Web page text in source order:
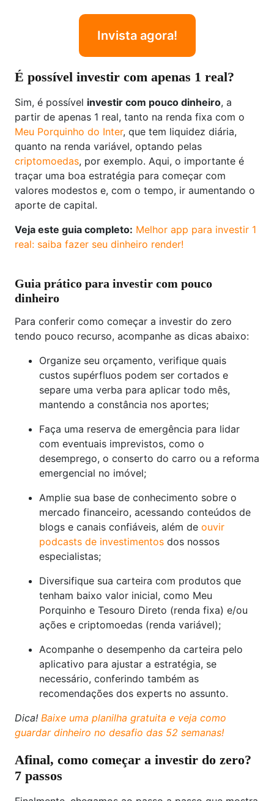
Invista agora!
É possível investir com apenas 1 real?
Sim, é possível investir com pouco dinheiro, a
partir de apenas 1 real, tanto na renda fixa com o
Meu Porquinho do Inter, que tem liquidez diária,
quanto na renda variável, optando pelas
criptomoedas, por exemplo. Aqui, o importante é
traçar uma boa estratégia para começar com
valores modestos e, com o tempo, ir aumentando o
aporte de capital.
Veja este guia completo: Melhor app para investir 1
real: saiba fazer seu dinheiro render!
Guia prático para investir com pouco
dinheiro
Para conferir como começar a investir do zero
tendo pouco recurso, acompanhe as dicas abaixo:
Organize seu orçamento, verifique quais
custos supérfluos podem ser cortados e
separe uma verba para aplicar todo mês,
mantendo a constância nos aportes;
Faça uma reserva de emergência para lidar
com eventuais imprevistos, como o
desemprego, o conserto do carro ou a reforma
emergencial no imóvel;
Amplie sua base de conhecimento sobre o
mercado financeiro, acessando conteúdos de
blogs e canais confiáveis, além de ouvir
podcasts de investimentos dos nossos
especialistas;
Diversifique sua carteira com produtos que
tenham baixo valor inicial, como Meu
Porquinho e Tesouro Direto (renda fixa) e/ou
ações e criptomoedas (renda variável);
Acompanhe o desempenho da carteira pelo
aplicativo para ajustar a estratégia, se
necessário, conferindo também as
recomendações dos experts no assunto.
Dica! Baixe uma planilha gratuita e veja como
guardar dinheiro no desafio das 52 semanas!
Afinal, como começar a investir do zero?
7 passos